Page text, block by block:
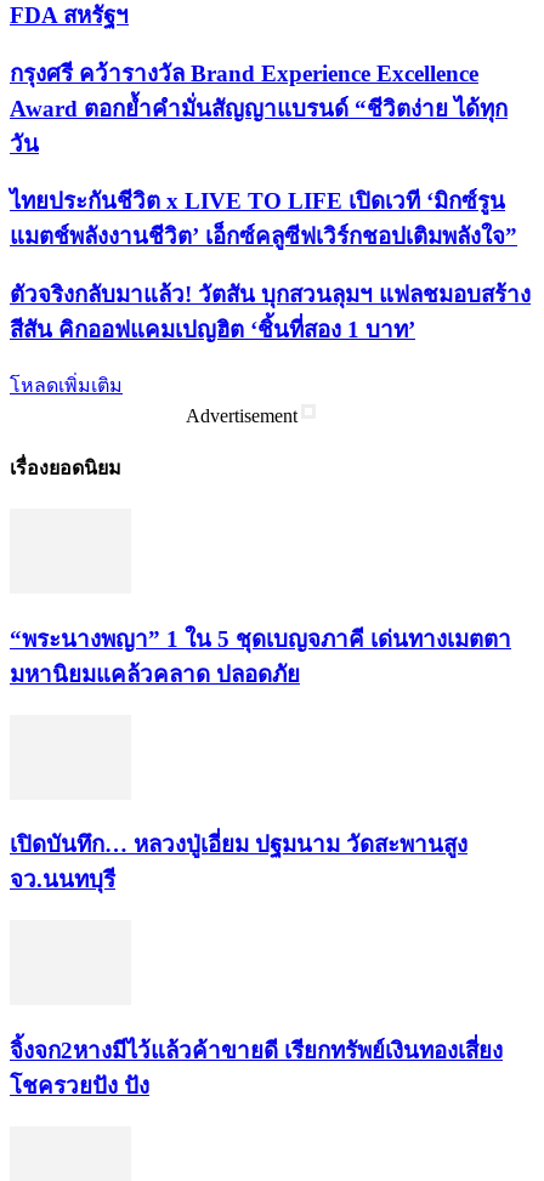
FDA สหรัฐฯ
กรุงศรี คว้ารางวัล Brand Experience Excellence
Award ตอกย้ำคำมั่นสัญญาแบรนด์ “ชีวิตง่าย ได้ทุก
วัน
ไทยประกันชีวิต x LIVE TO LIFE เปิดเวที ‘มิกซ์รูน
แมตช์พลังงานชีวิต’ เอ็กซ์คลูซีฟเวิร์กชอปเติมพลังใจ”
ตัวจริงกลับมาแล้ว! วัตสัน บุกสวนลุมฯ แฟลชมอบสร้าง
สีสัน คิกออฟแคมเปญฮิต ‘ชิ้นที่สอง 1 บาท’
โหลดเพิ่มเติม
Advertisement
เรื่องยอดนิยม
“พระ​นาง​พญา” 1 ใน 5​ ชุดเบญจ​ภาคี​ เด่นทางเมตตา​
มหา​นิยม​แคล้วคลาด​ ปลอดภัย​
เปิดบันทึก… หลวงปู่เอี่ยม ​ปฐม​นาม​ วัดสะพานสูง​
จว.นนทบุรี
จิ้งจก​2​หาง​มีไว้แล้ว​ค้าขาย​ดี​ เรียก​ทรัพย์เงินทอง​เสี่ยง
โชค​รวยปัง​ ปัง​